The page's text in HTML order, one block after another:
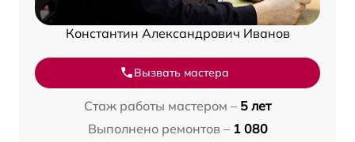
Константин Александрович Иванов
Вызвать мастера
Стаж работы мастером – 5 лет
Выполнено ремонтов – 1 080